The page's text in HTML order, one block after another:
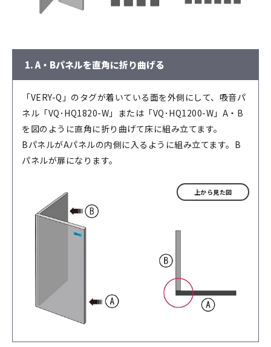
1. A・Bパネルを直角に折り曲げる
「VERY-Q」のタグが着いている面を外側にして、吸音パ
ネル「VQ･HQ1820-W」または「VQ･HQ1200-W」A・B
を図のように直角に折り曲げて床に組み立てます。
BパネルがAパネルの内側に入るように組み立てます。B
パネルが扉になります。
上から見た図